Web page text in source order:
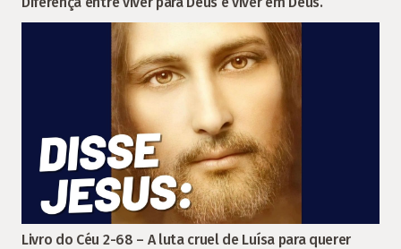
Livro do Céu 2-68 – A luta cruel de Luísa para querer